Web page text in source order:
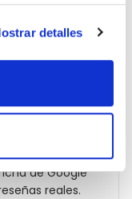
detalles
en marcha
Meta Ads
Palma de
de Google
reales.